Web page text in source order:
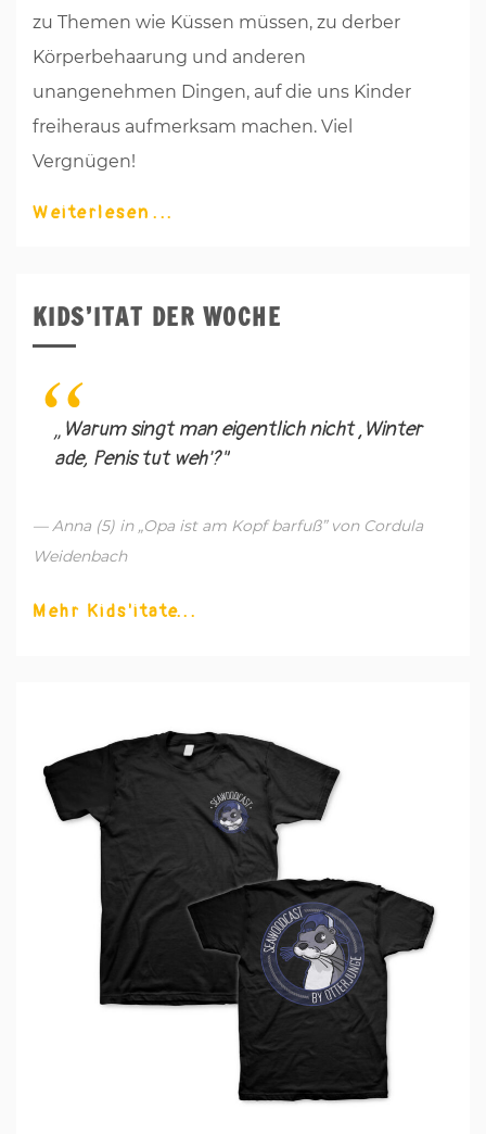
zu Themen wie Küssen müssen, zu derber
Körperbehaarung und anderen
unangenehmen Dingen, auf die uns Kinder
freiheraus aufmerksam machen. Viel
Vergnügen!
Weiterlesen
KIDS’ITAT DER WOCHE
„Warum singt man eigentlich nicht ‚Winter
ade, Penis tut weh'?"
— Anna (5) in „Opa ist am Kopf barfuß” von Cordula
Weidenbach
Mehr Kids'itate